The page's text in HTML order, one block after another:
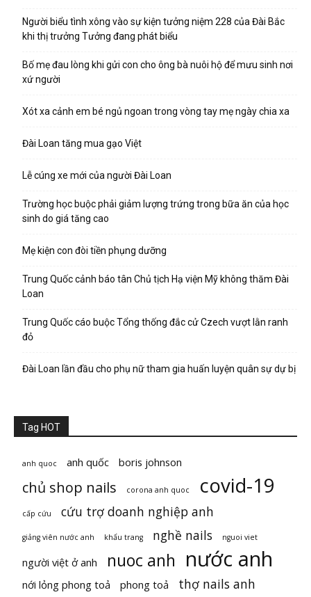
Người biểu tình xông vào sự kiện tưởng niệm 228 của Đài Bắc
khi thị trưởng Tưởng đang phát biểu
Bố mẹ đau lòng khi gửi con cho ông bà nuôi hộ để mưu sinh nơi
xứ người
Xót xa cảnh em bé ngủ ngoan trong vòng tay mẹ ngày chia xa
Đài Loan tăng mua gạo Việt
Lễ cúng xe mới của người Đài Loan
Trường học buộc phải giảm lượng trứng trong bữa ăn của học
sinh do giá tăng cao
Mẹ kiện con đòi tiền phụng dưỡng
Trung Quốc cảnh báo tân Chủ tịch Hạ viện Mỹ không thăm Đài
Loan
Trung Quốc cáo buộc Tổng thống đắc cử Czech vượt lằn ranh
đỏ
Đài Loan lần đầu cho phụ nữ tham gia huấn luyện quân sự dự bị
Tag HOT
anh quoc anh quốc boris johnson
chủ shop nails corona anh quoc covid-19
cấp cứu cứu trợ doanh nghiệp anh
giảng viên nước anh khẩu trang nghề nails nguoi viet
người việt ở anh nuoc anh nước anh
nới lỏng phong toả phong toả
thợ nails anh